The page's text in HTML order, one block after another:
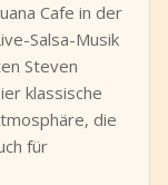
Cafe in der
Salsa-Musik
Steven
klassische
die
für